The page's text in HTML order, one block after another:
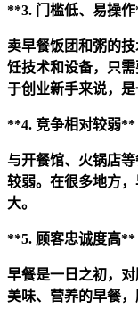
**3. 门槛低、易操
卖早餐饭团和粥的
饪技术和设备，只
于创业新手来说，是
**4. 竞争相对较弱**
与开餐馆、火锅店
较弱。在很多地方
大。
**5. 顾客忠诚度高**
早餐是一日之初，
美味、营养的早餐